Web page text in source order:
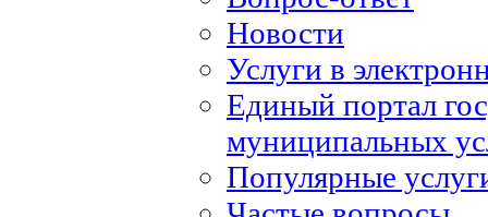
Новости
Услуги в
Единый портал
муниципальных
Популярные